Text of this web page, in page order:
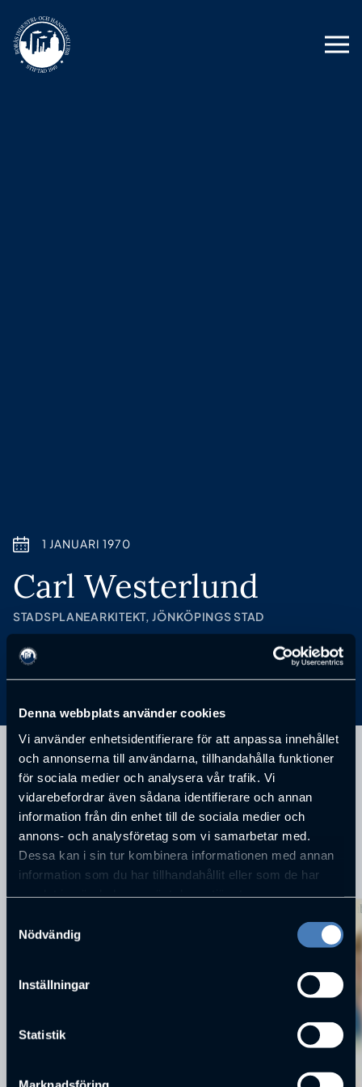
Denna webbplats använder cookies
Vi använder enhetsidentifierare för att anpassa innehållet
och annonserna till användarna, tillhandahålla funktioner
för sociala medier och analysera vår trafik. Vi
vidarebefordrar även sådana identifierare och annan
information från din enhet till de sociala medier och
annons- och analysföretag som vi samarbetar med.
Dessa kan i sin tur kombinera informationen med annan
information som du har tillhandahållit eller som de har
Nödvändig
Inställningar
Statistik
1 JANUARI 1970
Carl Westerlund
STADSPLANEARKITEKT, JÖNKÖPINGS STAD
Anmälan till föreläsning har passerat
Stadsplanearkitekt Jönköpings Stad
KOMMANDE FÖRELÄSNINGAR